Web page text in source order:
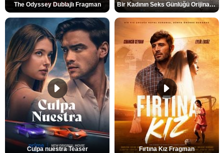
The Odyssey Dublajlı Fragman Bir Kadının Seks Günlüğü Orijinal Fragman
Culpa nuestra Teaser Fırtına Kız Fragman